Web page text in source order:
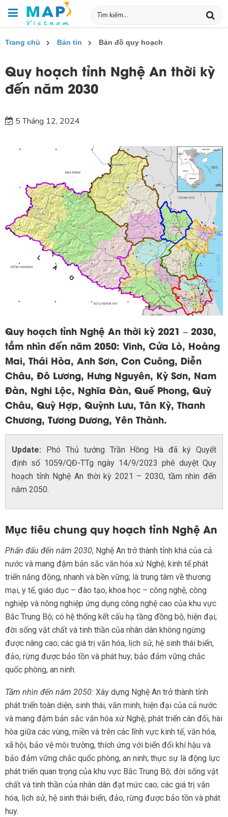
Trang chủ Bản tin Bản đồ quy hoạch
Quy hoạch tỉnh Nghệ An thời kỳ
đến năm 2030
5 Tháng 12, 2024
Quy hoạch tỉnh Nghệ An thời kỳ 2021 – 2030,
tầm nhìn đến năm 2050: Vinh, Cửa Lò, Hoàng
Mai, Thái Hòa, Anh Sơn, Con Cuông, Diễn
Châu, Đô Lương, Hưng Nguyên, Kỳ Sơn, Nam
Đàn, Nghi Lộc, Nghĩa Đàn, Quế Phong, Quỳ
Châu, Quỳ Hợp, Quỳnh Lưu, Tân Kỳ, Thanh
Chương, Tương Dương, Yên Thành.
Update: Phó Thủ tướng Trần Hồng Hà đã ký Quyết
định số 1059/QĐ-TTg ngày 14/9/2023 phê duyệt Quy
hoạch tỉnh Nghệ An thời kỳ 2021 – 2030, tầm nhìn đến
năm 2050.
Mục tiêu chung quy hoạch tỉnh Nghệ An
Phấn đấu đến năm 2030, Nghệ An trở thành tỉnh khá của cả
nước và mang đậm bản sắc văn hóa xứ Nghệ; kinh tế phát
triển năng động, nhanh và bền vững; là trung tâm về thương
mại, y tế, giáo dục – đào tạo, khoa học – công nghệ, công
nghiệp và nông nghiệp ứng dụng công nghệ cao của khu vực
Bắc Trung Bộ; có hệ thống kết cấu hạ tầng đồng bộ, hiện đại;
đời sống vật chất và tinh thần của nhân dân không ngừng
được nâng cao; các giá trị văn hóa, lịch sử, hệ sinh thái biển,
đảo, rừng được bảo tồn và phát huy; bảo đảm vững chắc
quốc phòng, an ninh.
Tầm nhìn đến năm 2050: Xây dựng Nghệ An trở thành tỉnh
phát triển toàn diện, sinh thái, văn minh, hiện đại của cả nước
và mang đậm bản sắc văn hóa xứ Nghệ; phát triển cân đối, hài
hòa giữa các vùng, miền và trên các lĩnh vực kinh tế, văn hóa,
xã hội, bảo vệ môi trường, thích ứng với biến đổi khí hậu và
bảo đảm vững chắc quốc phòng, an ninh; thực sự là động lực
phát triển quan trọng của khu vực Bắc Trung Bộ; đời sống vật
chất và tinh thần của nhân dân đạt mức cao; các giá trị văn
hóa, lịch sử, hệ sinh thái biển, đảo, rừng được bảo tồn và phát
huy.